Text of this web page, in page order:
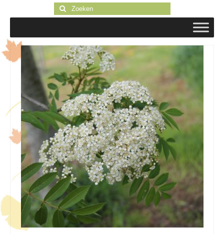
Zoeken
naar: